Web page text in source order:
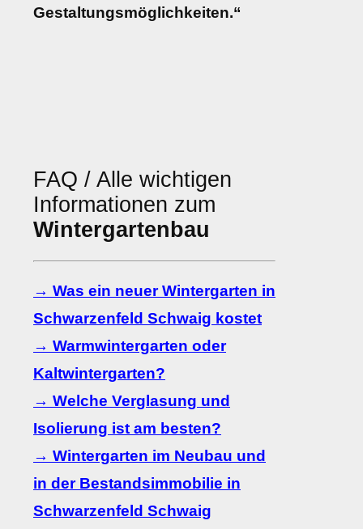
Gestaltungsmöglichkeiten.“
FAQ / Alle wichtigen
Informationen zum
Wintergartenbau
→ Was ein neuer Wintergarten in
Schwarzenfeld Schwaig kostet
→ Warmwintergarten oder
Kaltwintergarten?
→ Welche Verglasung und
Isolierung ist am besten?
→ Wintergarten im Neubau und
in der Bestandsimmobilie in
Schwarzenfeld Schwaig